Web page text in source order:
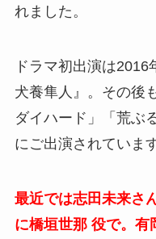
れました。
ドラマ初出演は
犬養隼人』。その後
ダイハード」「荒ぶ
にご出演されています
最近では志田未来さ
に橋垣世那 役で。